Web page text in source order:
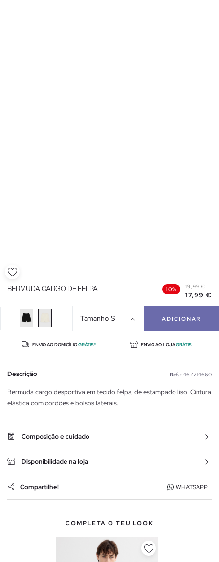
BERMUDA CARGO DE FELPA 10% 19,99 €
17,99 €
Tamanho S ADICIONAR
ENVIO AO DOMICÍLIOGRÁTIS* ENVIO AO LOJAGRÁTIS
Descrição Ref. : 467714660
Bermuda cargo desportiva em tecido felpa, de estampado liso. Cintura
elástica com cordões e bolsos laterais.
Composição e cuidado
Disponibilidade na loja
Compartilhe! WHATSAPP
COMPLETA O TEU LOOK